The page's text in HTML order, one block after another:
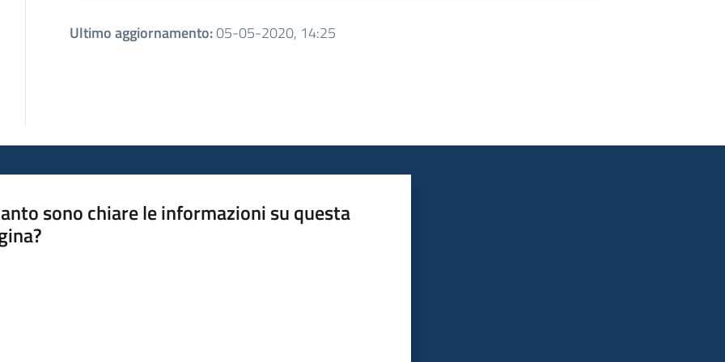
Ultimo aggiornamento:05-05-2020, 14:25
sono chiare le informazioni su questa